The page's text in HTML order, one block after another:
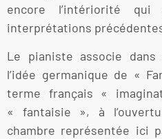
encore l’intériorité qui
interprétations
Le pianiste associe dans
l’idée germanique de «
terme français «
« fantaisie », à
chambre représentée ici